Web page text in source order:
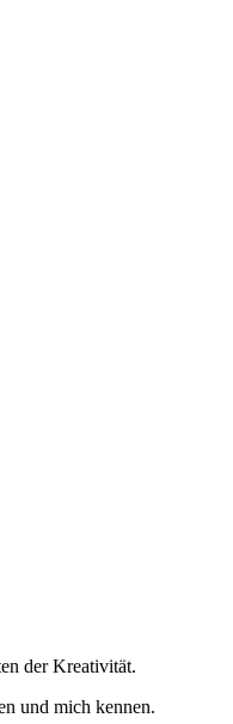
der Kreativität.
und mich kennen.